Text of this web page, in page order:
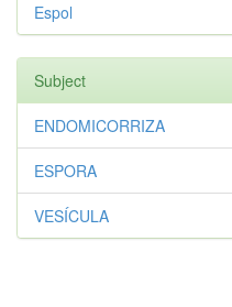
Espol
Subject
ENDOMICORRIZA
ESPORA
VESÍCULA